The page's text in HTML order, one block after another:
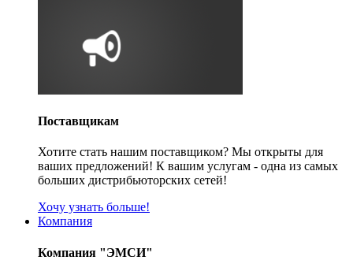
Поставщикам
Хотите стать нашим поставщиком? Мы открыты для
ваших предложений! К вашим услугам - одна из самых
больших дистрибьюторских сетей!
Хочу узнать больше!
Компания
Компания "ЭМСИ"